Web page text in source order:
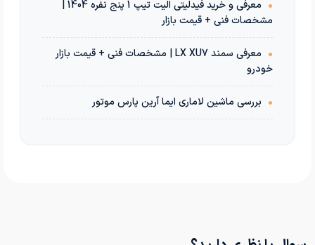
•
معرفی و خرید فیدلیتی الیت تیپ 1 پنج نفره 1404 |
مشخصات فنی + قیمت بازار
•
معرفی سمند LX XU7 | مشخصات فنی + قیمت بازار
خودرو
• بررسی ماشین لاماری ایما آرین پارس موتور